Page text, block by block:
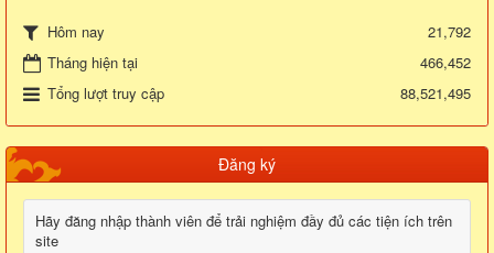
Hôm nay
21,792
Tháng hiện tại
466,452
Tổng lượt truy cập
88,521,495
Đăng ký
Hãy đăng nhập thành viên để trải nghiệm đầy đủ các tiện ích trên
site